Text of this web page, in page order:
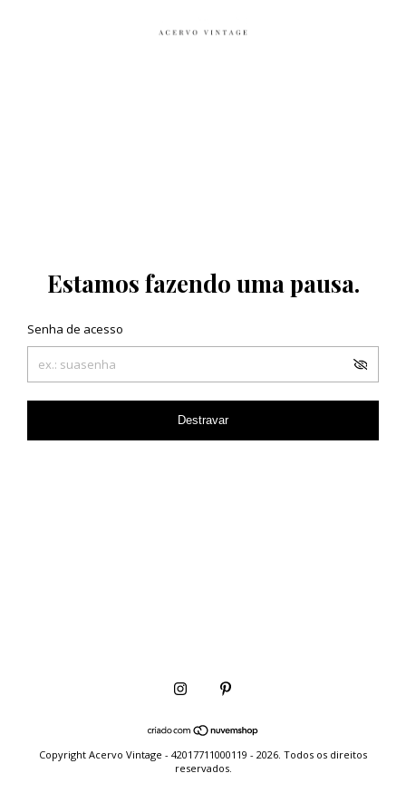
Estamos fazendo uma pausa.
Senha de acesso
Destravar
Copyright Acervo Vintage - 42017711000119 - 2026. Todos os direitos
reservados.